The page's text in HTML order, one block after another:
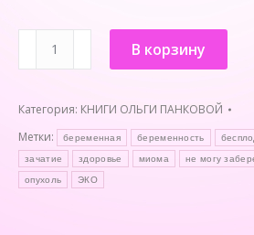
"Миома
матки.
Выход
есть!"
В корзину
Категория: КНИГИ ОЛЬГИ ПАНКОВОЙ
Метки:
беременная беременность
зачатие здоровье миома не могу
опухоль ЭКО